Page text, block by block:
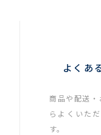
よくあ
商品や配送
らよくいた
す。